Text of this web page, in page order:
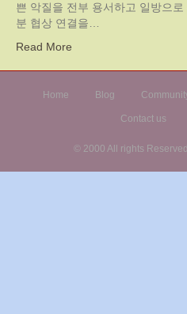
쁜 악질을 전부 용서하고 일방으
분 협상 연결을…
Read More
Home Blog
Contact us
© 2000 All rights